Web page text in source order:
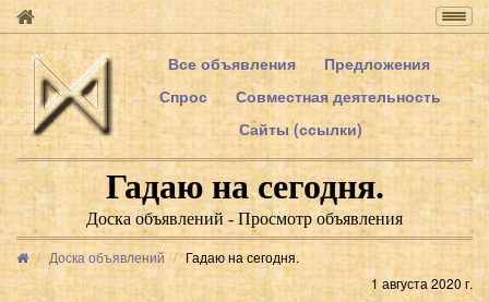
Все объявления
Предложения
Спрос
Совместная деятельность
Сайты (ссылки)
Гадаю на сегодня.
Доска объявлений - Просмотр объявления
Доска объявлений
Гадаю на сегодня.
1 августа 2020 г.